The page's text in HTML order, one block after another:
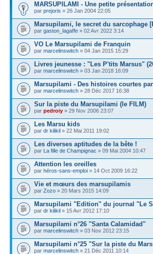
MARSUPILAMI - Une petite
par prejoris » 26 Jan 2004 22:05
Marsupilami, le secret du sarcophage
par gaston_lagaffe » 02 Avr 2022 3:14
VO Le Marsupilami de Franquin
par marcelinswitch » 04 Jan 2015 15:29
Livres jeunesse : "Les P'tits Marsus"
par marcelinswitch » 03 Jan 2018 16:09
Marsupilami - Des histoires courtes
par marcelinswitch » 28 Déc 2017 16:38
Sur la piste du Marsupilami (le FILM)
par pedroiy » 29 Nov 2006 23:07
Les Marsu kids
par dr kilikil » 22 Mai 2011 19:02
Les diverses aptitudes de la bête !
par La fille de Champignac » 09 Mai 2004 10:47
Attention les oreilles
par héros-sans-emploi » 14 Oct 2009 16:22
Vie et mœurs des marsupilamis
par Zozo » 20 Mars 2015 14:09
Marsupilami "Edition" du journal "Le
par dr kilikil » 15 Avr 2012 17:10
Marsupilami n°26 "Santa Calamidad"
par marcelinswitch » 03 Nov 2012 23:15
Marsupilami n°25 "Sur la piste du
par marcelinswitch » 21 Déc 2011 10:14